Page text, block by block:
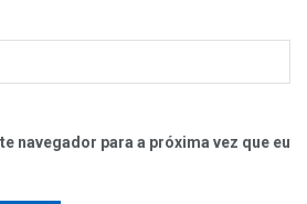
navegador para a próxima vez que eu